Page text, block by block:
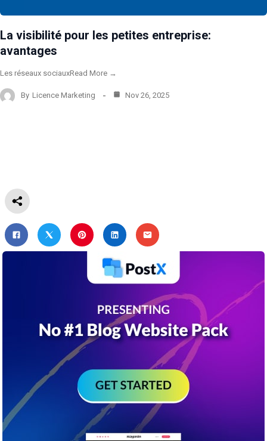
La visibilité pour les petites entreprise:
avantages
Les réseaux sociauxRead More →
By Licence Marketing Nov 26, 2025